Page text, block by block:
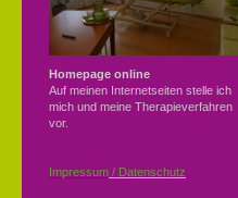
Homepage online
Auf meinen Internetseiten stelle ich
mich und meine Therapieverfahren
vor.
Impressum / Datenschutz